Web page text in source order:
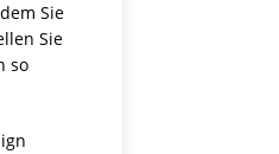
Sie
Sie
so